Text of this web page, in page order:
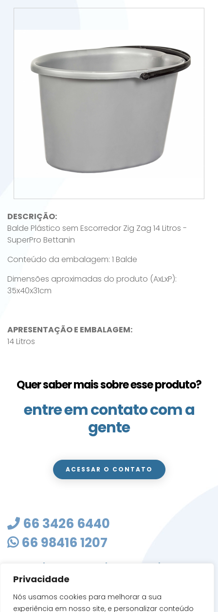
Privacidade
Nós usamos cookies para melhorar a sua
experiência em nosso site, e personalizar conteúdo
DESCRIÇÃO:
Balde Plástico sem Escorredor Zig Zag 14 Litros -
SuperPro Bettanin
Conteúdo da embalagem: 1 Balde
Dimensões aproximadas do produto (AxLxP):
35x40x31cm
APRESENTAÇÃO E EMBALAGEM:
14 Litros
Quer saber mais sobre esse produto?
entre em contato com a
gente
ACESSAR O CONTATO
66 3426 6440
66 98416 1207
masterclean@mastercleanmt.com.br
Rua Sete de Setembro, 103 - Vila Birigui
CEP 78705-010
Rondonópolis - MT